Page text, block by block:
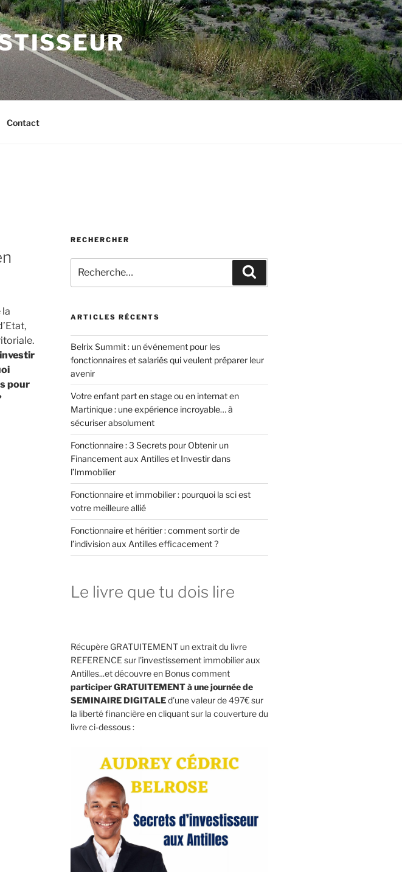
Contact
la
pour
RECHERCHER
pour
:
ARTICLES RÉCENTS
Belrix Summit : un événement pour les
fonctionnaires et salariés qui veulent préparer leur
avenir
Votre enfant part en stage ou en internat en
Martinique : une expérience incroyable… à
sécuriser absolument
Fonctionnaire : 3 Secrets pour Obtenir un
Financement aux Antilles et Investir dans
l’Immobilier
Fonctionnaire et immobilier : pourquoi la sci est
votre meilleure allié
Fonctionnaire et héritier : comment sortir de
l’indivision aux Antilles efficacement ?
Le livre que tu dois lire
Récupère GRATUITEMENT un extrait du livre
REFERENCE sur l'investissement immobilier aux
Antilles...et découvre en Bonus comment
participer GRATUITEMENT à une journée de
SEMINAIRE DIGITALEd'une valeur de 497€ sur
la liberté financière en cliquant sur la couverture du
livre ci-dessous :